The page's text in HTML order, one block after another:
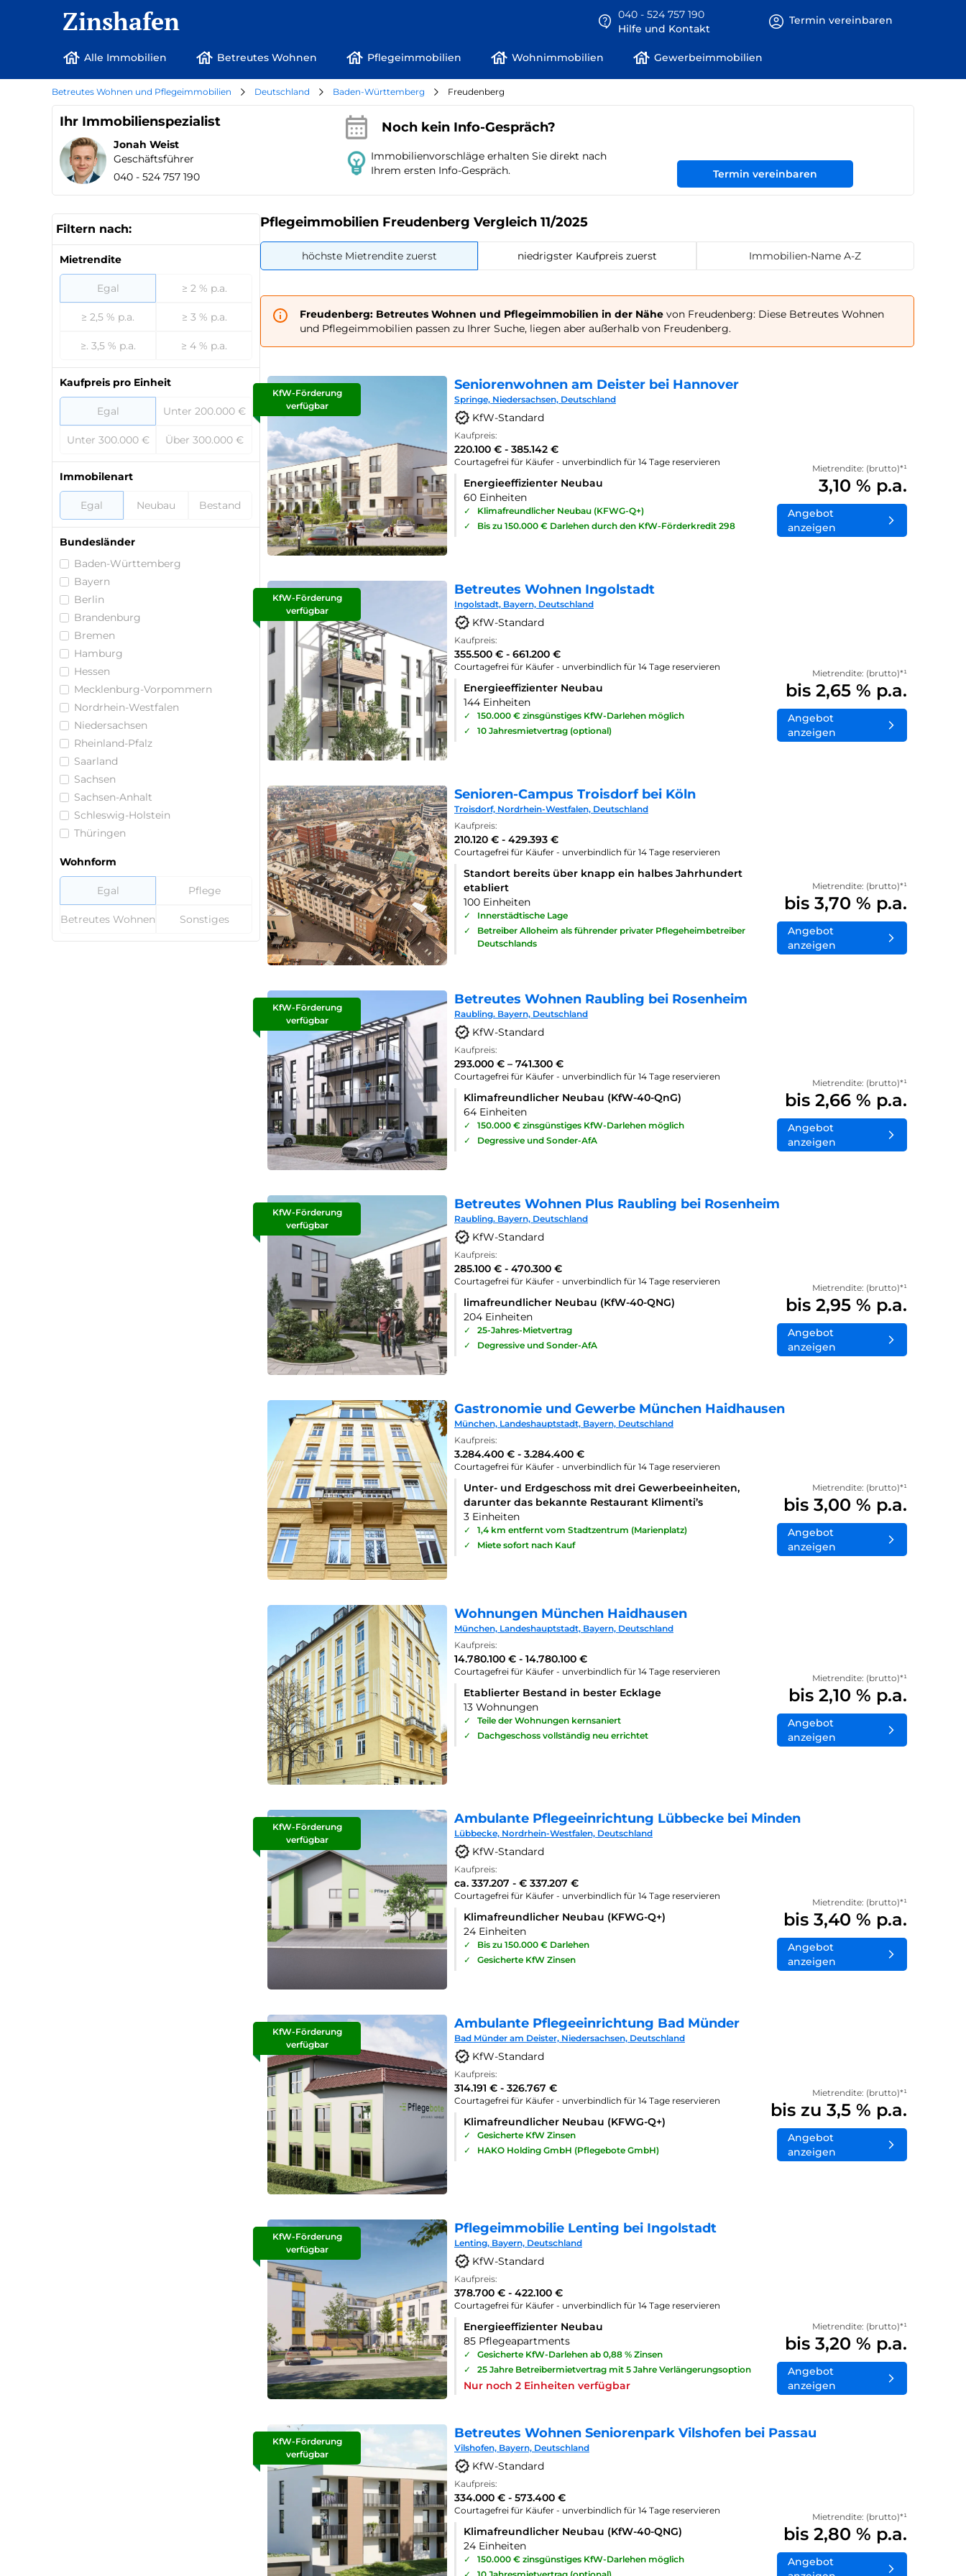
Zinshafen
040 - 524 757 190
Hilfe und Kontakt
Termin vereinbaren
Alle Immobilien Betreutes Wohnen Pflegeimmobilien Wohnimmobilien Gewerbeimmobilien
Betreutes Wohnen und Pflegeimmobilien Deutschland Baden-Württemberg Freudenberg
Ihr Immobilienspezialist
Jonah Weist
Geschäftsführer
040 - 524 757 190
Noch kein Info-Gespräch?
Immobilienvorschläge erhalten Sie direkt nach
Ihrem ersten Info-Gespräch.
Termin vereinbaren
Filtern nach:
Mietrendite
Egal ≥ 2 % p.a.
≥ 2,5 % p.a. ≥ 3 % p.a.
≥. 3,5 % p.a. ≥ 4 % p.a.
Kaufpreis pro Einheit
Egal Unter 200.000 €
Unter 300.000 € Über 300.000 €
Immobilenart
Egal Neubau Bestand
Bundesländer
Baden-Württemberg
Bayern
Berlin
Brandenburg
Bremen
Hamburg
Hessen
Mecklenburg-Vorpommern
Nordrhein-Westfalen
Niedersachsen
Rheinland-Pfalz
Saarland
Sachsen
Sachsen-Anhalt
Schleswig-Holstein
Thüringen
Wohnform
Egal Pflege
Betreutes Wohnen Sonstiges
Pflegeimmobilien Freudenberg Vergleich 11/2025
höchste Mietrendite zuerst niedrigster Kaufpreis zuerst Immobilien-Name A-Z
Freudenberg: Betreutes Wohnen und Pflegeimmobilien in der Nähe von Freudenberg: Diese Betreutes Wohnen
und Pflegeimmobilien passen zu Ihrer Suche, liegen aber außerhalb von Freudenberg.
KfW-Förderung
verfügbar
Seniorenwohnen am Deister bei Hannover
Springe, Niedersachsen, Deutschland
KfW-Standard
Kaufpreis:
220.100 € - 385.142 €
Courtagefrei für Käufer - unverbindlich für 14 Tage reservieren
Energieeffizienter Neubau
60 Einheiten
✓
Klimafreundlicher Neubau (KFWG-Q+)
✓
Bis zu 150.000 € Darlehen durch den KfW-Förderkredit 298
Mietrendite: (brutto)*¹
3,10 % p.a.
Angebot
anzeigen
KfW-Förderung
verfügbar
Betreutes Wohnen Ingolstadt
Ingolstadt, Bayern, Deutschland
KfW-Standard
Kaufpreis:
355.500 € - 661.200 €
Courtagefrei für Käufer - unverbindlich für 14 Tage reservieren
Energieeffizienter Neubau
144 Einheiten
✓
150.000 € zinsgünstiges KfW-Darlehen möglich
✓
10 Jahresmietvertrag (optional)
Mietrendite: (brutto)*¹
bis 2,65 % p.a.
Angebot
anzeigen
Senioren-Campus Troisdorf bei Köln
Troisdorf, Nordrhein-Westfalen, Deutschland
Kaufpreis:
210.120 € - 429.393 €
Courtagefrei für Käufer - unverbindlich für 14 Tage reservieren
Standort bereits über knapp ein halbes Jahrhundert
etabliert
100 Einheiten
✓
Innerstädtische Lage
✓
Betreiber Alloheim als führender privater Pflegeheimbetreiber
Deutschlands
Mietrendite: (brutto)*¹
bis 3,70 % p.a.
Angebot
anzeigen
KfW-Förderung
verfügbar
Betreutes Wohnen Raubling bei Rosenheim
Raubling. Bayern, Deutschland
KfW-Standard
Kaufpreis:
293.000 € – 741.300 €
Courtagefrei für Käufer - unverbindlich für 14 Tage reservieren
Klimafreundlicher Neubau (KfW-40-QnG)
64 Einheiten
✓
150.000 € zinsgünstiges KfW-Darlehen möglich
✓
Degressive und Sonder-AfA
Mietrendite: (brutto)*¹
bis 2,66 % p.a.
Angebot
anzeigen
KfW-Förderung
verfügbar
Betreutes Wohnen Plus Raubling bei Rosenheim
Raubling. Bayern, Deutschland
KfW-Standard
Kaufpreis:
285.100 € - 470.300 €
Courtagefrei für Käufer - unverbindlich für 14 Tage reservieren
limafreundlicher Neubau (KfW-40-QNG)
204 Einheiten
✓
25-Jahres-Mietvertrag
✓
Degressive und Sonder-AfA
Mietrendite: (brutto)*¹
bis 2,95 % p.a.
Angebot
anzeigen
Gastronomie und Gewerbe München Haidhausen
München, Landeshauptstadt, Bayern, Deutschland
Kaufpreis:
3.284.400 € - 3.284.400 €
Courtagefrei für Käufer - unverbindlich für 14 Tage reservieren
Unter- und Erdgeschoss mit drei Gewerbeeinheiten,
darunter das bekannte Restaurant Klimenti’s
3 Einheiten
✓
1,4 km entfernt vom Stadtzentrum (Marienplatz)
✓
Miete sofort nach Kauf
Mietrendite: (brutto)*¹
bis 3,00 % p.a.
Angebot
anzeigen
Wohnungen München Haidhausen
München, Landeshauptstadt, Bayern, Deutschland
Kaufpreis:
14.780.100 € - 14.780.100 €
Courtagefrei für Käufer - unverbindlich für 14 Tage reservieren
Etablierter Bestand in bester Ecklage
13 Wohnungen
✓
Teile der Wohnungen kernsaniert
✓
Dachgeschoss vollständig neu errichtet
Mietrendite: (brutto)*¹
bis 2,10 % p.a.
Angebot
anzeigen
KfW-Förderung
verfügbar
Ambulante Pflegeeinrichtung Lübbecke bei Minden
Lübbecke, Nordrhein-Westfalen, Deutschland
KfW-Standard
Kaufpreis:
ca. 337.207 - € 337.207 €
Courtagefrei für Käufer - unverbindlich für 14 Tage reservieren
Klimafreundlicher Neubau (KFWG-Q+)
24 Einheiten
✓
Bis zu 150.000 € Darlehen
✓
Gesicherte KfW Zinsen
Mietrendite: (brutto)*¹
bis 3,40 % p.a.
Angebot
anzeigen
KfW-Förderung
verfügbar
Ambulante Pflegeeinrichtung Bad Münder
Bad Münder am Deister, Niedersachsen, Deutschland
KfW-Standard
Kaufpreis:
314.191 € - 326.767 €
Courtagefrei für Käufer - unverbindlich für 14 Tage reservieren
Klimafreundlicher Neubau (KFWG-Q+)
✓
Gesicherte KfW Zinsen
✓
HAKO Holding GmbH (Pflegebote GmbH)
Mietrendite: (brutto)*¹
bis zu 3,5 % p.a.
Angebot
anzeigen
KfW-Förderung
verfügbar
Pflegeimmobilie Lenting bei Ingolstadt
Lenting, Bayern, Deutschland
KfW-Standard
Kaufpreis:
378.700 € - 422.100 €
Courtagefrei für Käufer - unverbindlich für 14 Tage reservieren
Energieeffizienter Neubau
85 Pflegeapartments
✓
Gesicherte KfW-Darlehen ab 0,88 % Zinsen
✓
25 Jahre Betreibermietvertrag mit 5 Jahre Verlängerungsoption
Nur noch 2 Einheiten verfügbar
Mietrendite: (brutto)*¹
bis 3,20 % p.a.
Angebot
anzeigen
KfW-Förderung
verfügbar
Betreutes Wohnen Seniorenpark Vilshofen bei Passau
Vilshofen, Bayern, Deutschland
KfW-Standard
Kaufpreis:
334.000 € - 573.400 €
Courtagefrei für Käufer - unverbindlich für 14 Tage reservieren
Klimafreundlicher Neubau (KfW-40-QNG)
24 Einheiten
✓
150.000 € zinsgünstiges KfW-Darlehen möglich
Mietrendite: (brutto)*¹
bis 2,80 % p.a.
Angebot